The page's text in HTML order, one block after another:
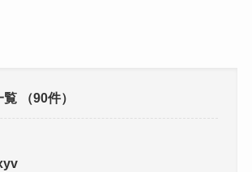
覧 （90件）